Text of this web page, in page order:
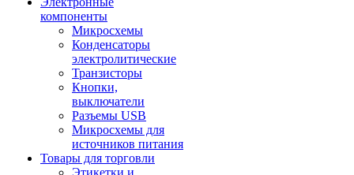
компоненты
Микросхемы
Конденсаторы
электролитические
Транзисторы
Кнопки,
выключатели
Разъемы USB
Микросхемы для
источников питания
Товары для торговли
Этикетки и